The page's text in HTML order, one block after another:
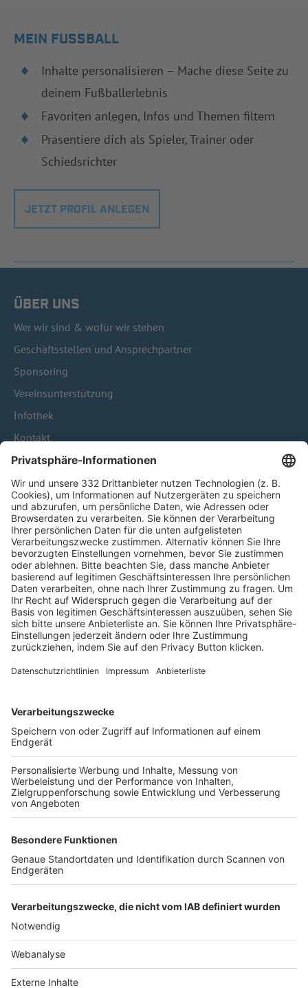
MEIN FUSSBALL
Inhalte personalisieren – Mache diese Seite zu
deinem Fußballerlebnis
Favoriten anlegen, Infos und Themen filtern
Präsentiere dich als Spieler, Trainer oder
Schiedsrichter
JETZT PROFIL ANLEGEN
ÜBER UNS
Wer wir sind & wofür wir stehen
Geschäftsstellen und Ansprechpartner
Sponsoring
Vereinsunterstützung
Infothek
Kontakt
HÄUFIG BESUCHTE SEITEN
Pässe und Vereinswechsel
Trainerausbildung
Schulungsangebot Vereinsmitarbeiter
BFV-Geschäftsstellen
Trainerbörse
Login SpielPlus
FOLGE DEM BFV
TOP-VEREINE
TOP-PARTNER
Nutzungsbedingungen Datenschutz Impressum